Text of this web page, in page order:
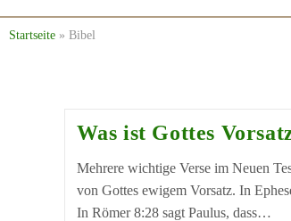
Startseite » Bibel
Was ist Gottes
Mehrere wichtige Verse im Neuen
von Gottes ewigem Vorsatz. In
In Römer 8:28 sagt Paulus, dass…